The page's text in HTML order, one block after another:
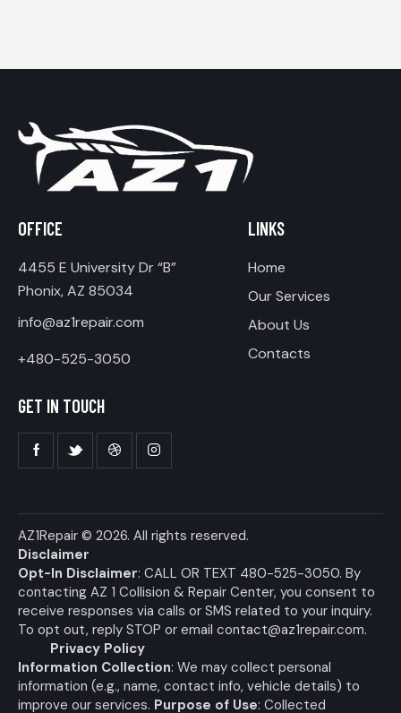
OFFICE
4455 E University Dr “B”
Phonix, AZ 85034
info@az1repair.com
+480-525-3050
LINKS
Home
Our Services
About Us
Contacts
GET IN TOUCH
AZ1Repair © 2026. All rights reserved.
Disclaimer
Opt-In Disclaimer: CALL OR TEXT 480-525-3050. By
contacting AZ 1 Collision & Repair Center, you consent to
receive responses via calls or SMS related to your inquiry.
To opt out, reply STOP or email contact@az1repair.com.
Privacy Policy
Information Collection: We may collect personal
information (e.g., name, contact info, vehicle details) to
improve our services. Purpose of Use: Collected